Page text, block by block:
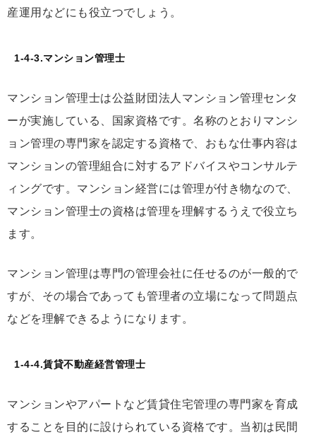
産運用などにも役立つでしょう。
1-4-3.マンション管理士
マンション管理士は公益財団法人マンション管理センタ
ーが実施している、国家資格です。名称のとおりマンシ
ョン管理の専門家を認定する資格で、おもな仕事内容は
マンションの管理組合に対するアドバイスやコンサルテ
ィングです。マンション経営には管理が付き物なので、
マンション管理士の資格は管理を理解するうえで役立ち
ます。
マンション管理は専門の管理会社に任せるのが一般的で
すが、その場合であっても管理者の立場になって問題点
などを理解できるようになります。
1-4-4.賃貸不動産経営管理士
マンションやアパートなど賃貸住宅管理の専門家を育成
することを目的に設けられている資格です。当初は民間